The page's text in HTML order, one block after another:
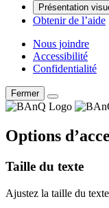
Présentation
Obtenir de l’aide
Nous joindre
Accessibilité
Confidentialité
Fermer
Options
Taille du texte
Ajustez la taille du